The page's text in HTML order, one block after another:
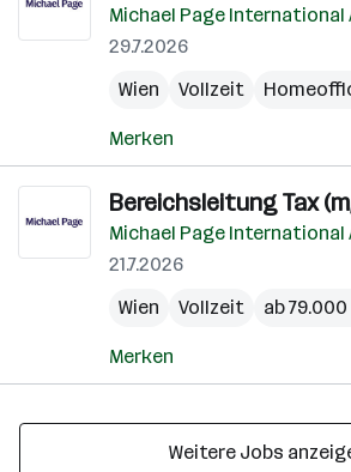
Michael Page International
29.7.2026
Wien
Vollzeit
Merken
Bereichsleitung Tax
Michael Page International
21.7.2026
Wien
Vollzeit ab
Merken
Weitere Jobs